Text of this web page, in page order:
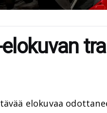
elokuvaa